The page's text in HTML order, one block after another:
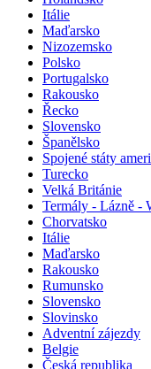
Itálie
Maďarsko
Nizozemsko
Polsko
Portugalsko
Rakousko
Řecko
Slovensko
Španělsko
Spojené státy
Turecko
Velká Británie
Termály - Lázně -
Chorvatsko
Itálie
Maďarsko
Rakousko
Rumunsko
Slovensko
Slovinsko
Adventní zájezdy
Belgie
Česká republika